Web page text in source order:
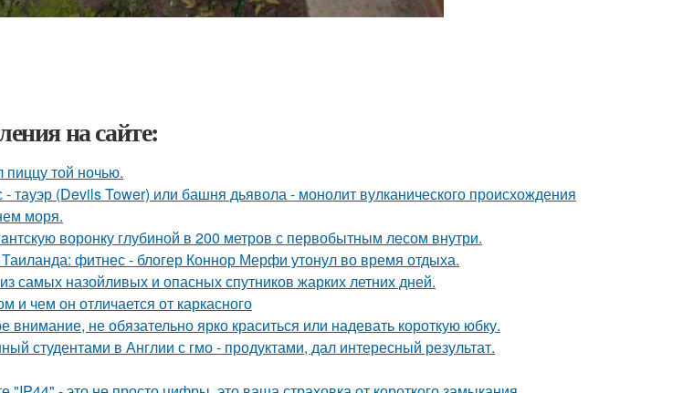
на сайте:
пиццу той ночью.
тауэр (Devils Tower) или башня дьявола - монолит вулканического происхождения
моря.
воронку глубиной в 200 метров с первобытным лесом внутри.
Таиланда: фитнес - блогер Коннор Мерфи утонул во время отдыха.
самых назойливых и опасных спутников жарких летних дней.
и чем он отличается от каркасного
внимание, не обязательно ярко краситься или надевать короткую юбку.
студентами в Англии с гмо - продуктами, дал интересный результат.